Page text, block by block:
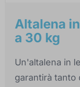
Altalena
a 30 kg
Un'altalena in
garantirà tanto